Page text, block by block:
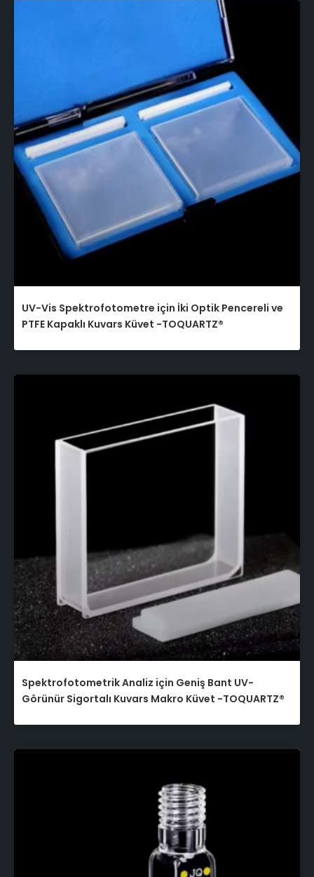
UV-Vis Spektrofotometre için İki Optik Pencereli ve
PTFE Kapaklı Kuvars Küvet -TOQUARTZ®
Spektrofotometrik Analiz için Geniş Bant UV-
Görünür Sigortalı Kuvars Makro Küvet -TOQUARTZ®